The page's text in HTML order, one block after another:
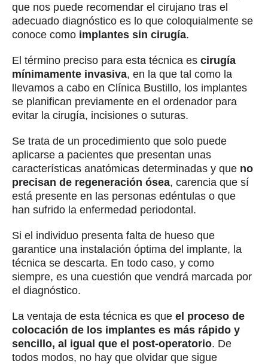
que nos puede recomendar el cirujano tras el
adecuado diagnóstico es lo que coloquialmente se
conoce como implantes sin cirugía.
El término preciso para esta técnica es cirugía
mínimamente invasiva, en la que tal como la
llevamos a cabo en Clínica Bustillo, los implantes
se planifican previamente en el ordenador para
evitar la cirugía, incisiones o suturas.
Se trata de un procedimiento que solo puede
aplicarse a pacientes que presentan unas
características anatómicas determinadas y que no
precisan de regeneración ósea, carencia que sí
está presente en las personas edéntulas o que
han sufrido la enfermedad periodontal.
Si el individuo presenta falta de hueso que
garantice una instalación óptima del implante, la
técnica se descarta. En todo caso, y como
siempre, es una cuestión que vendrá marcada por
el diagnóstico.
La ventaja de esta técnica es que el proceso de
colocación de los implantes es más rápido y
sencillo, al igual que el post-operatorio. De
todos modos, no hay que olvidar que sigue